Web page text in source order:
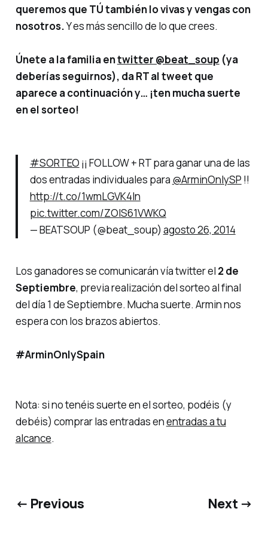
queremos que TÚ también lo vivas y vengas con
nosotros.Y es más sencillo de lo que crees.
Únete a lafamiliaentwitter @beat_soup (ya
deberías seguirnos), da RT altweet que
aparece a continuación y… ¡ten mucha suerte
en el sorteo!
#SORTEO ¡¡ FOLLOW + RT para ganar una de las
dos entradas individuales para @ArminOnlySP !!
http://t.co/1wmLGVK4In
pic.twitter.com/ZOlS61VWKQ
— BEATSOUP (@beat_soup) agosto 26, 2014
Los ganadores se comunicarán vía twitter el 2 de
Septiembre, previa realización del sorteo al final
del día 1 de Septiembre. Mucha suerte. Armin nos
espera con los brazos abiertos.
#ArminOnlySpain
Nota: si no tenéis suerte en el sorteo, podéis (y
debéis) comprar las entradas enentradas a tu
alcance.
← Previous Next →